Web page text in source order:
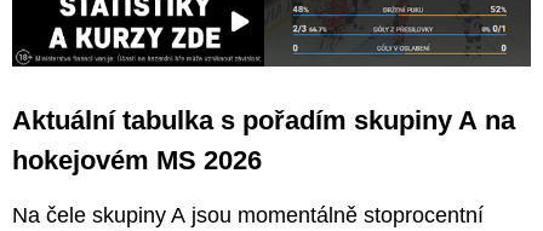
Aktuální tabulka s pořadím skupiny A na
hokejovém MS 2026
Na čele skupiny A jsou momentálně stoprocentní